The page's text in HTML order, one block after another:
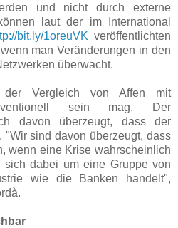
und nicht durch externe
laut der im International
bit.ly/1oreuVK veröffentlichten
man Veränderungen in den
überwacht.
Vergleich von Affen mit
sein mag. Der
davon überzeugt, dass der
"Wir sind davon überzeugt, dass
wenn eine Krise wahrscheinlich
dabei um eine Gruppe von
wie die Banken handelt",